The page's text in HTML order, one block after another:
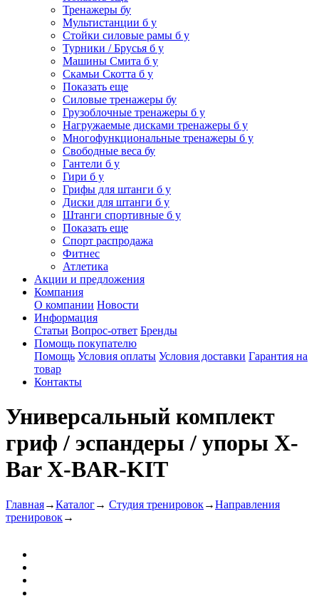
Тренажеры бу
Мультистанции б у
Стойки силовые рамы б у
Турники / Брусья б у
Машины Смита б у
Скамьи Скотта б у
Показать еще
Силовые тренажеры бу
Грузоблочные тренажеры б у
Нагружаемые дисками тренажеры б у
Многофункциональные тренажеры б у
Свободные веса бу
Гантели б у
Гири б у
Грифы для штанги б у
Диски для штанги б у
Штанги спортивные б у
Показать еще
Спорт распродажа
Фитнес
Атлетика
Акции и предложения
Компания
О компании Новости
Информация
Статьи Вопрос-ответ Бренды
Помощь покупателю
Помощь Условия оплаты Условия доставки Гарантия на
товар
Контакты
Универсальный комплект
гриф / эспандеры / упоры X-
Bar X-BAR-KIT
Главная→Каталог→ Студия тренировок→Направления
тренировок→